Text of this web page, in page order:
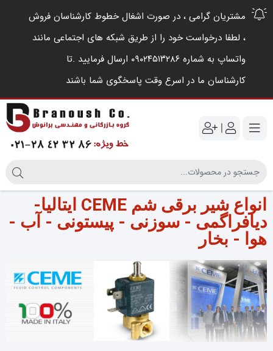
مشتریان گرامی ، در صورت اشغال خطوط کارشناسان فروش
، لطفا درخواست خود را از طریق شبکه های اجتماعی مانند
واتساپ به شماره ۰۹۰۲۴۵۱۳۲۸۶ ارسال فرمایید .‌تا
کارشناسان ما در اسرع وقت پاسخگوی شما باشند
|
انواع شیر برقی شم CEME ایتالیا-
دیافراگمی - سوزنی - پیستونی - آب -
هوا - بخار